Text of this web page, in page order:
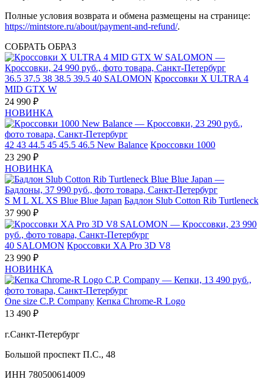
Полные условия возврата и обмена размещены на странице:
https://mintstore.ru/about/payment-and-refund/.
СОБРАТЬ ОБРАЗ
36.5 37.5 38 38.5 39.5 40 SALOMON Кроссовки X ULTRA 4
MID GTX W
24 990 ₽
НОВИНКА
42 43 44.5 45 45.5 46.5 New Balance Кроссовки 1000
23 290 ₽
НОВИНКА
S M L XL XS Blue Blue Japan Бадлон Slub Cotton Rib Turtleneck
37 990 ₽
40 SALOMON Кроссовки XA Pro 3D V8
23 990 ₽
НОВИНКА
One size C.P. Company Кепка Chrome-R Logo
13 490 ₽
г.Санкт-Петербург
Большой проспект П.С., 48
ИНН 780500614009